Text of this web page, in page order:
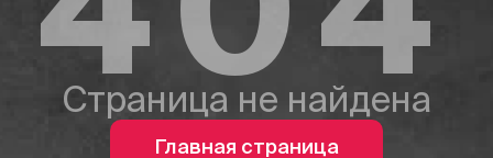
Страница не найдена
Главная страница